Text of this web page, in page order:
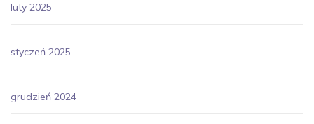
luty 2025
styczeń 2025
grudzień 2024